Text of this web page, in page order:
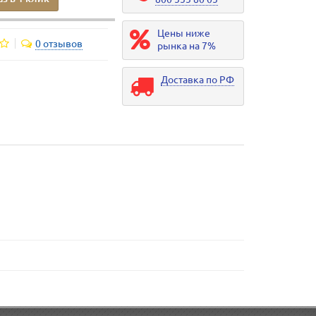
0 отзывов
Цены ниже
рынка на 7%
Доставка по РФ